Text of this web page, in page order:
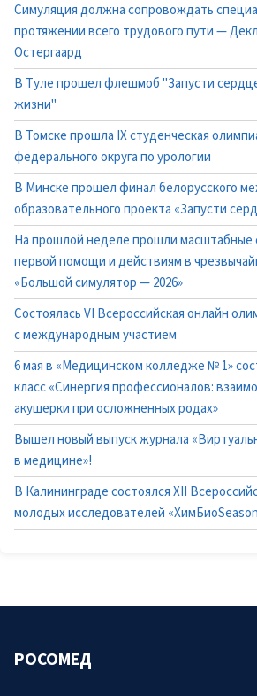
Симуляция должна сопровождать
протяжении всего трудового пути —
Остергаард
В Туле прошел флешмоб "Запусти
жизни"
В Томске прошла IX студенческая
федерального округа по урологии
В Минске прошел финал белорусского
образовательного проекта «Запусти
На прошлой неделе прошли масштабные
первой помощи и действиям в
«Большой симулятор — 2026»
Состоялась VI Всероссийская онлайн
с международным участием
6 мая в «Медицинском колледже № 1»
класс «Синергия профессионалов:
акушерки при осложненных родах»
Вышел новый выпуск журнала
в медицине»!
В Калининграде состоялся XII
молодых исследователей
РОСОМЕД